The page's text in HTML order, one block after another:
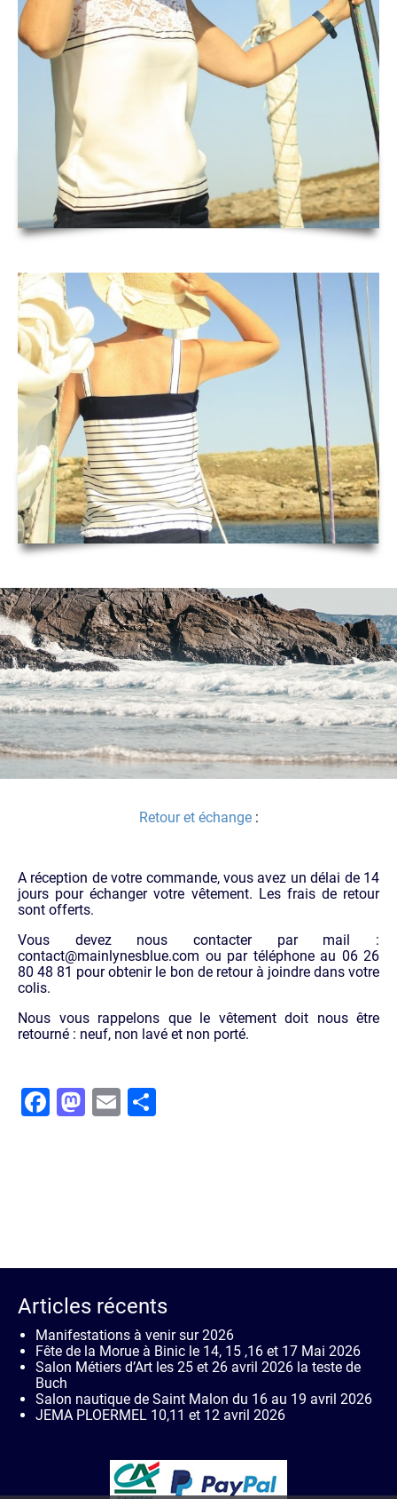
Retour et échange:
A réception de votre commande, vous avez un délai de 14
jours pour échanger votre vêtement. Les frais de retour
sont offerts.
Vous devez nous contacter par mail :
contact@mainlynesblue.com ou par téléphone au 06 26
80 48 81 pour obtenir le bon de retour à joindre dans votre
colis.
Nous vous rappelons que le vêtement doit nous être
retourné : neuf, non lavé et non porté.
Facebook
Mastodon
Email
Articles récents
Manifestations à venir sur 2026
Fête de la Morue à Binic le 14, 15 ,16 et 17 Mai 2026
Salon Métiers d’Art les 25 et 26 avril 2026 la teste de
Buch
Salon nautique de Saint Malon du 16 au 19 avril 2026
JEMA PLOERMEL 10,11 et 12 avril 2026